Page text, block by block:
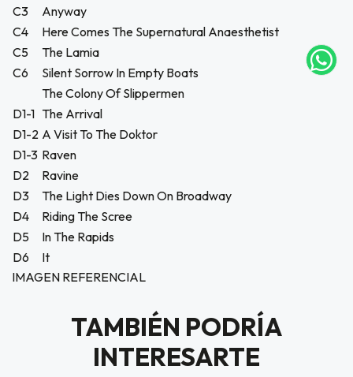
web
C3
Anyway
C4
Here Comes The Supernatural Anaesthetist
C5
The Lamia
C6
Silent Sorrow In Empty Boats
The Colony Of Slippermen
D1-1 The Arrival
D1-2 A Visit To The Doktor
D1-3 Raven
D2
Ravine
D3
The Light Dies Down On Broadway
D4
Riding The Scree
D5
In The Rapids
D6
It
IMAGEN REFERENCIAL
TAMBIÉN PODRÍA
INTERESARTE